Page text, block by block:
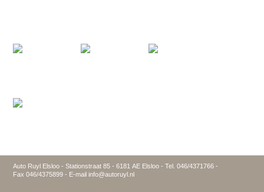
Auto Ruyl Elsloo - Stationstraat 85 - 6181 AE Elsloo - Tel. 046/4371766 -
Fax 046/4375899 - E-mail info@autoruyl.nl